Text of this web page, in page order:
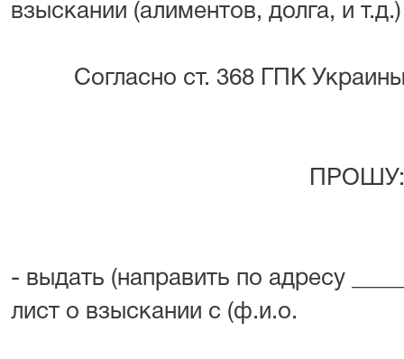
взыскании (алиментов, долга, и т.д.)
Согласно ст. 368 ГПК
ПРОШУ:
- выдать (направить по адресу
лист о взыскании с (ф.и.о.